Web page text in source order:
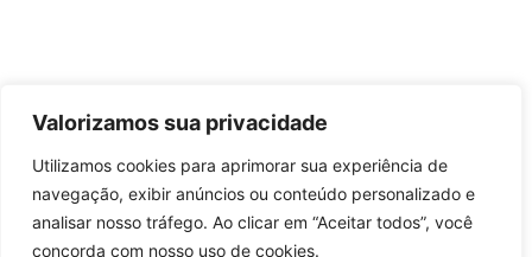
Valorizamos sua privacidade
Utilizamos cookies para aprimorar sua experiência de
navegação, exibir anúncios ou conteúdo personalizado e
analisar nosso tráfego. Ao clicar em “Aceitar todos”, você
concorda com nosso uso de cookies.